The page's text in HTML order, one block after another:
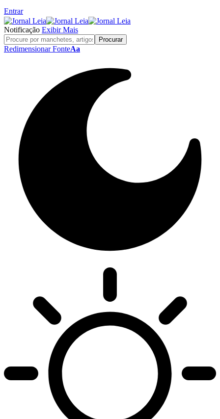
Entrar
Notificação Exibir Mais
Redimensionar FonteAa